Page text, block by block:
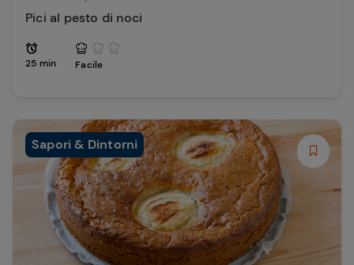
Pici al pesto di noci
25 min Facile
Sapori & Dintorni